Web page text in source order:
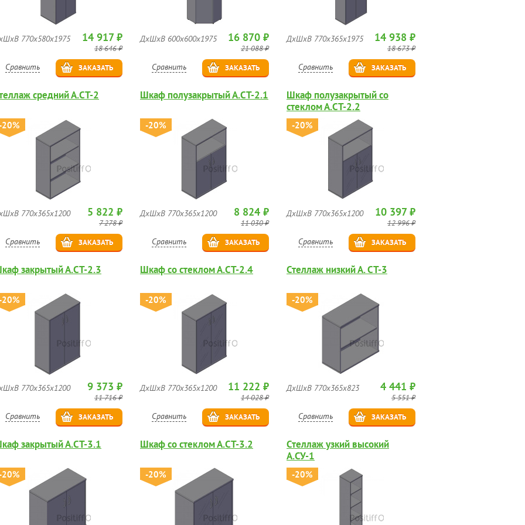
770х580х1975 14 917 ₽
18 646 ₽
Сравнить ЗАКАЗАТЬ
ДхШхВ 600х600х1975 16 870 ₽
21 088 ₽
Сравнить ЗАКАЗАТЬ
ДхШхВ 770х365х1975 14 938 ₽
18 673 ₽
Сравнить ЗАКАЗАТЬ
средний А.СТ-2
20%
770х365х1200 5 822 ₽
7 278 ₽
Сравнить ЗАКАЗАТЬ
Шкаф полузакрытый А.СТ-2.1
-20%
ДхШхВ 770х365х1200 8 824 ₽
11 030 ₽
Сравнить ЗАКАЗАТЬ
Шкаф полузакрытый со
стеклом А.СТ-2.2
-20%
ДхШхВ 770х365х1200 10 397 ₽
12 996 ₽
Сравнить ЗАКАЗАТЬ
закрытый А.СТ-2.3
20%
770х365х1200 9 373 ₽
11 716 ₽
Сравнить ЗАКАЗАТЬ
Шкаф со стеклом А.СТ-2.4
-20%
ДхШхВ 770х365х1200 11 222 ₽
14 028 ₽
Сравнить ЗАКАЗАТЬ
Стеллаж низкий А. СТ-3
-20%
ДхШхВ 770х365х823 4 441 ₽
5 551 ₽
Сравнить ЗАКАЗАТЬ
закрытый А.СТ-3.1
20%
Шкаф со стеклом А.СТ-3.2
-20%
Стеллаж узкий высокий
А.СУ-1
-20%